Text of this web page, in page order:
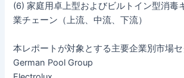
(6) 家庭用卓上型およびビルトイン型消毒
業チェーン（上流、中流、下流）
本レポートが対象とする主要企業別市場セ
German Pool Group